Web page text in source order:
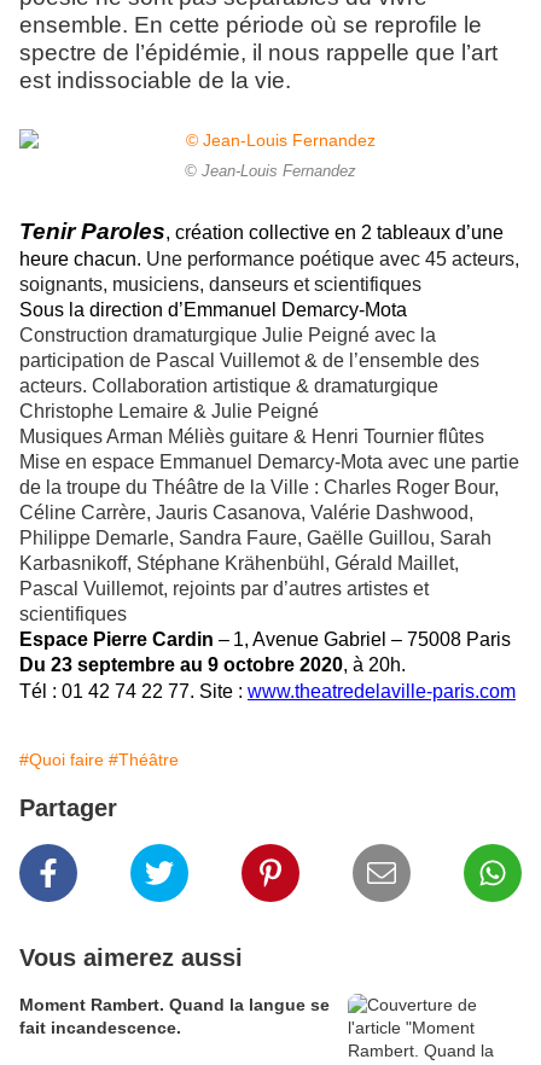
ensemble. En cette période où se reprofile le
spectre de l’épidémie, il nous rappelle que l’art
est indissociable de la vie.
© Jean-Louis Fernandez
Tenir Paroles, création collective en 2 tableaux d’une
heure chacun. Une performance poétique avec 45 acteurs,
soignants, musiciens, danseurs et scientifiques
Sous la direction d’Emmanuel Demarcy-Mota
Construction dramaturgique Julie Peigné avec la
participation de Pascal Vuillemot & de l’ensemble des
acteurs. Collaboration artistique & dramaturgique
Christophe Lemaire & Julie Peigné
Musiques Arman Méliès guitare & Henri Tournier flûtes
Mise en espace Emmanuel Demarcy-Mota avec une partie
de la troupe du Théâtre de la Ville : Charles Roger Bour,
Céline Carrère, Jauris Casanova, Valérie Dashwood,
Philippe Demarle, Sandra Faure, Gaëlle Guillou, Sarah
Karbasnikoff, Stéphane Krähenbühl, Gérald Maillet,
Pascal Vuillemot, rejoints par d’autres artistes et
scientifiques
Espace Pierre Cardin – 1, Avenue Gabriel – 75008 Paris
Du 23 septembre au 9 octobre 2020, à 20h.
Tél : 01 42 74 22 77. Site : www.theatredelaville-paris.com
#Quoi faire #Théâtre
Partager
Vous aimerez aussi
Moment Rambert. Quand la langue se
fait incandescence.